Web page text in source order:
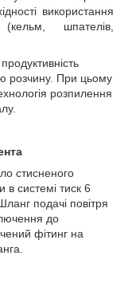
використання
шпателів,
розчину. При цьому
розпилення
стисненого
в системі тиск 6
подачі повітря
до
фітинг на